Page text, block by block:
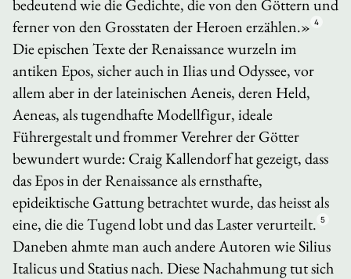
bedeutend wie die Gedichte, die von den Göttern und
ferner von den Grosstaten der Heroen erzählen.» 4
Die epischen Texte der Renaissance wurzeln im
antiken Epos, sicher auch inIliasundOdyssee, vor
allem aber in der lateinischenAeneis,deren Held,
Aeneas, als tugendhafte Modellfigur, ideale
Führergestalt und frommer Verehrer der Götter
bewundert wurde: Craig Kallendorf hat gezeigt, dass
das Epos in der Renaissance als ernsthafte,
epideiktische Gattung betrachtet wurde, das heisst als
eine, die die Tugend lobt und das Laster verurteilt. 5
Daneben ahmte man auch andere Autoren wie Silius
Italicus und Statius nach. Diese Nachahmung tut sich